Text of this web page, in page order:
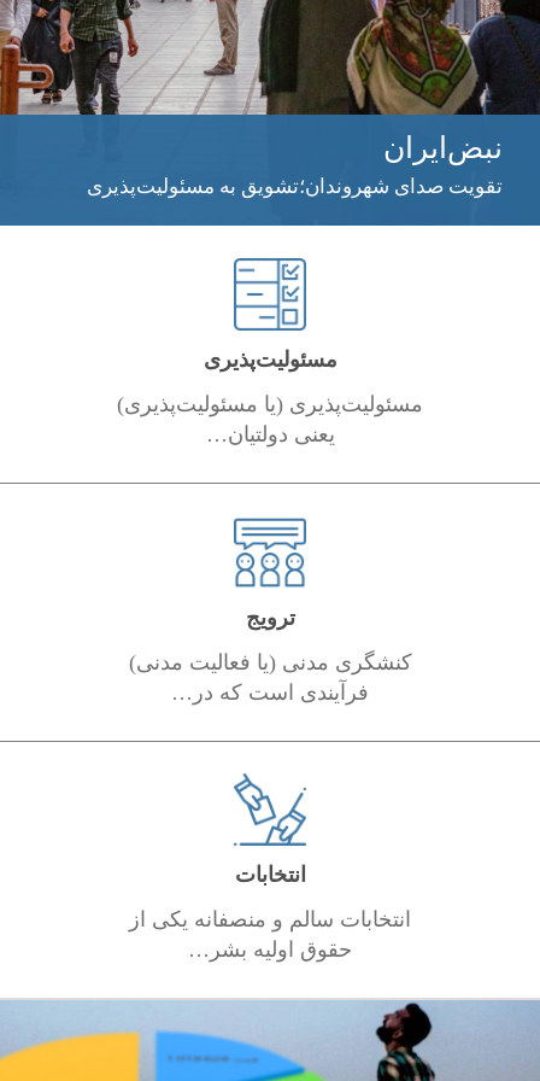
نبض‌ایران
تقویت صدای شهروندان؛تشویق به مسئولیت‌پذیری
مسئولیت‌پذیری
مسئولیت‌پذیری (یا مسئولیت‌پذیری)
یعنی دولتیان…
ترویج
کنشگری مدنی (یا فعالیت مدنی)
فرآیندی است که در…
انتخابات
انتخابات سالم و منصفانه یکی از
حقوق اولیه بشر…